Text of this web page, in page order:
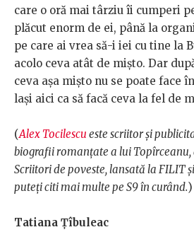
care o oră mai târziu îi cumperi
plăcut enorm de ei, până la
pe care ai vrea să-i iei cu tine la
acolo ceva atât de mișto. Dar
ceva așa mișto nu se poate face
lași aici ca să facă ceva la fel de
(Alex Tocilescu este scriitor și
biografii romanțate a lui
Scriitori de poveste, lansată la FILIT
puteți citi mai multe pe S9 în curând.)
Tatiana Țîbuleac